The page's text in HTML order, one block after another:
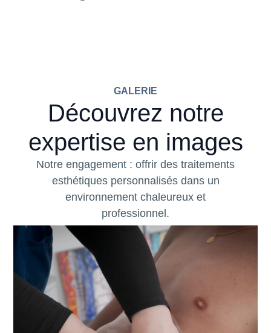
Découvrez notre
expertise en images
GALERIE
Notre engagement : offrir des traitements
esthétiques personnalisés dans un
environnement chaleureux et
professionnel.